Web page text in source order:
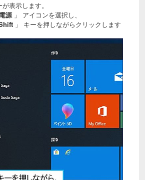
表示します。
電源」 アイコンを選択し、
」 キーを押しながらクリックします